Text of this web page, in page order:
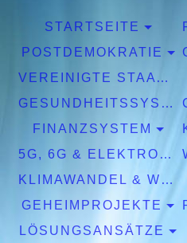
STARTSEITE
POSTDEMOKRATIE
VEREINIGTE STAATEN EUROPA
GESUNDHEITSSYSTEM
FINANZSYSTEM
5G, 6G & ELEKTROSMOG
KLIMAWANDEL & WETTER
GEHEIMPROJEKTE
LÖSUNGSANSÄTZE